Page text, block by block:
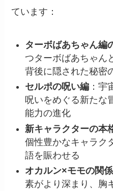
ています：
ターボばあちゃん編
つターボばあちゃん
背後に隠された秘密
セルポの呪い編 ：宇
呪いをめぐる新たな
能力の進化
新キャラクターの本
個性豊かなキャラク
語を賑わせる
オカルン×モモの関
素がより深まり、胸